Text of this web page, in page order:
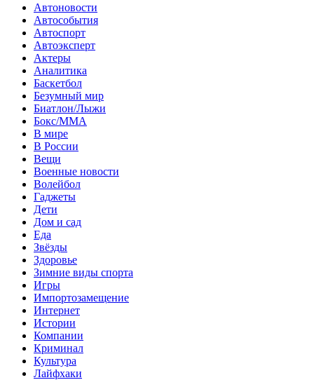
Автоновости
Автособытия
Автоспорт
Автоэксперт
Актеры
Аналитика
Баскетбол
Безумный мир
Биатлон/Лыжи
Бокс/MMA
В мире
В России
Вещи
Военные новости
Волейбол
Гаджеты
Дети
Дом и сад
Еда
Звёзды
Здоровье
Зимние виды спорта
Игры
Импортозамещение
Интернет
Истории
Компании
Криминал
Культура
Лайфхаки